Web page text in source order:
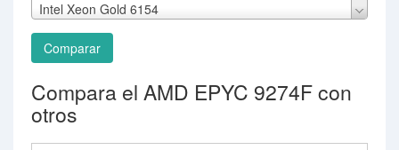
Intel Xeon Gold 6154
Comparar
Compara el AMD EPYC 9274F con
otros